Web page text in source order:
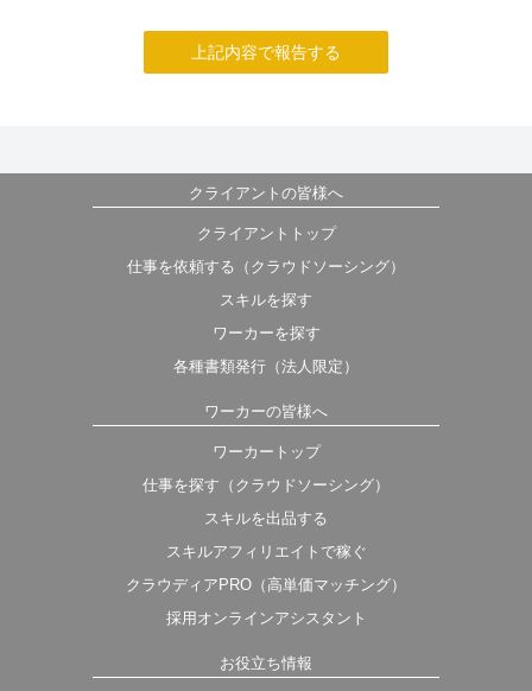
上記内容で報告する
クライアントの皆様へ
クライアントトップ
仕事を依頼する（クラウドソーシング）
スキルを探す
ワーカーを探す
各種書類発行（法人限定）
ワーカーの皆様へ
ワーカートップ
仕事を探す（クラウドソーシング）
スキルを出品する
スキルアフィリエイトで稼ぐ
クラウディアPRO（高単価マッチング）
採用オンラインアシスタント
お役立ち情報